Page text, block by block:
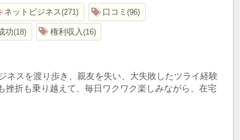
ネットビジネス 271 口コミ 96
功 18 権利収入 16
ネスを渡り歩き、親友を失い、大失敗したツライ経験
折も乗り越えて、毎日ワクワク楽しみながら、在宅